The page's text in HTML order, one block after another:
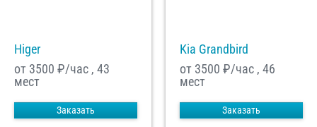
Higer
от 3500 ₽/час , 43
мест
Заказать
Kia Grandbird
от 3500 ₽/час , 46
мест
Заказать